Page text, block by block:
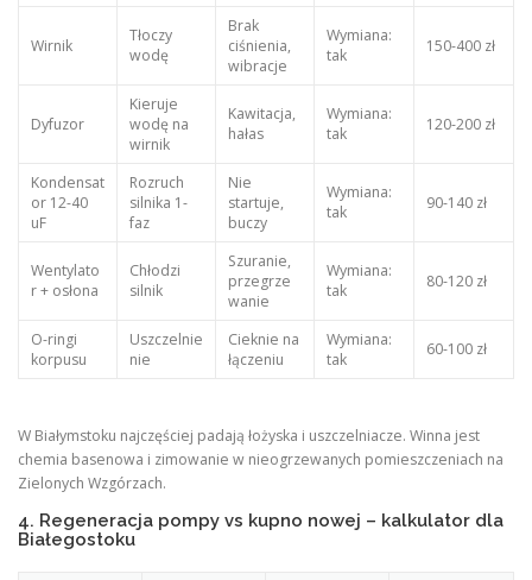
Wirnik
Tłoczy
wodę
Brak
ciśnienia,
wibracje
Wymiana:
tak
150-400 zł
Dyfuzor
Kieruje
wodę na
wirnik
Kawitacja,
hałas
Wymiana:
tak
120-200 zł
Kondensat
or 12-40
uF
Rozruch
silnika 1-
faz
Nie
startuje,
buczy
Wymiana:
tak
90-140 zł
Wentylato
r + osłona
Chłodzi
silnik
Szuranie,
przegrze
wanie
Wymiana:
tak
80-120 zł
O-ringi
korpusu
Uszczelnie
nie
Cieknie na
łączeniu
Wymiana:
tak
60-100 zł
W Białymstoku najczęściej padają łożyska i uszczelniacze. Winna jest
chemia basenowa i zimowanie w nieogrzewanych pomieszczeniach na
Zielonych Wzgórzach.
4. Regeneracja pompy vs kupno nowej – kalkulator dla
Białegostoku